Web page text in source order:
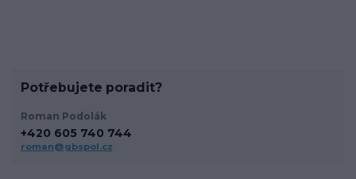
Potřebujete poradit?
Roman Podolák
+420 605 740 744
roman@gbspol.cz